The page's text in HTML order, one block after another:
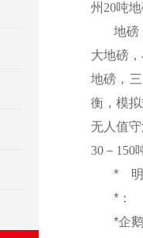
州 20吨
地磅
大地磅
地磅，
衡，模
无人值
30－ 150
*
*：
*企